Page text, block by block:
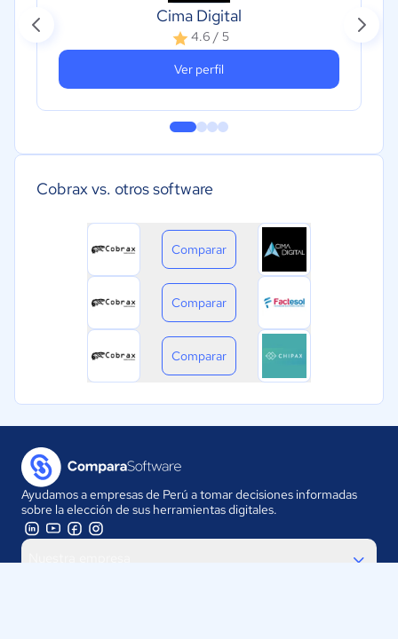
Cima Digital
4.6 / 5
Ver perfil
Cobrax vs. otros software
Comparar
Comparar
Comparar
Ayudamos a empresas de Perú a tomar decisiones informadas
sobre la elección de sus herramientas digitales.